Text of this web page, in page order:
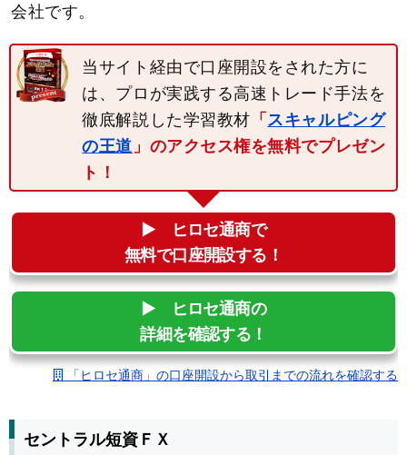
会社です。
当サイト経由で口座開設をされた方に
は、プロが実践する高速トレード手法を
徹底解説した学習教材 「スキャルピング
の王道 」のアクセス権を無料でプレゼン
ト！
▶︎ ヒロセ通商で
無料で口座開設する！
▶︎ ヒロセ通商の
詳細を確認する！
「ヒロセ通商」の口座開設から取引までの流れを確認する
セントラル短資ＦＸ